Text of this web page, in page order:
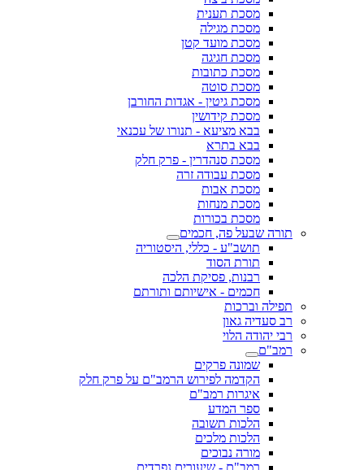
מסכת תענית
מסכת מגילה
מסכת מועד קטן
מסכת חגיגה
מסכת כתובות
מסכת סוטה
מסכת גיטין - אגדות החורבן
מסכת קידושין
בבא מציעא - תנורו של עכנאי
בבא בתרא
מסכת סנהדרין - פרק חלק
מסכת עבודה זרה
מסכת אבות
מסכת מנחות
מסכת בכורות
תורה שבעל פה, חכמים
תושב"ע - כללי, היסטוריה
תורת הסוד
רבנות, פסיקת הלכה
חכמים - אישיותם ותורתם
תפילה וברכות
רב סעדיה גאון
רבי יהודה הלוי
רמב"ם
שמונה פרקים
הקדמה לפירוש הרמב"ם על פרק חלק
איגרות רמב"ם
ספר המדע
הלכות תשובה
הלכות מלכים
מורה נבוכים
רמב"ם - שיעורים נפרדים